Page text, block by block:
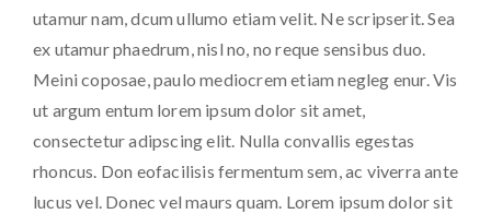
utamur nam, dcum ullumo etiam velit. Ne scripserit. Sea
ex utamur phaedrum, nisl no, no reque sensibus duo.
Meini coposae, paulo mediocrem etiam negleg enur. Vis
ut argum entum lorem ipsum dolor sit amet,
consectetur adipscing elit. Nulla convallis egestas
rhoncus. Don eofacilisis fermentum sem, ac viverra ante
lucus vel. Donec vel maurs quam. Lorem ipsum dolor sit